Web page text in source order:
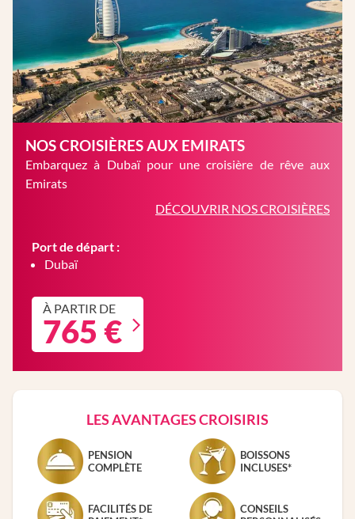
NOS CROISIÈRES AUX EMIRATS
Embarquez à Dubaï pour une croisière de rêve aux
Emirats
DÉCOUVRIR NOS CROISIÈRES
Port de départ :
Dubaï
À PARTIR DE
765 €
LES AVANTAGES CROISIRIS
PENSION
COMPLÈTE
BOISSONS
INCLUSES*
FACILITÉS DE
CONSEILS